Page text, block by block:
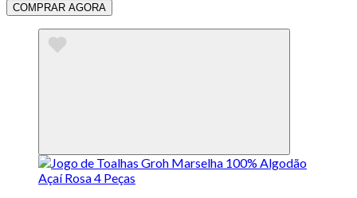
COMPRAR AGORA